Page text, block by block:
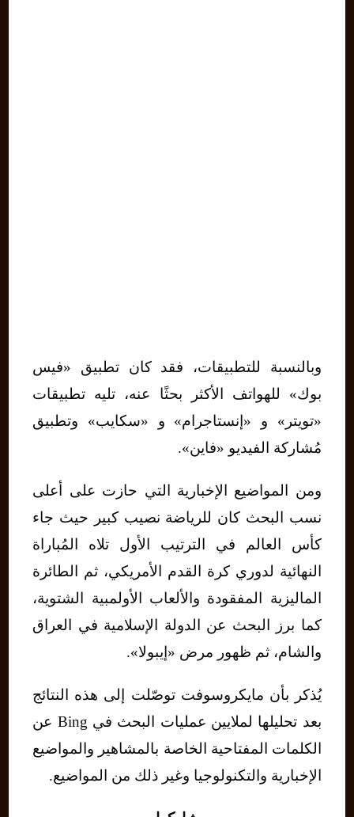
وبالنسبة للتطبيقات، فقد كان تطبيق «فيس
بوك» للهواتف الأكثر بحثًا عنه، تليه تطبيقات
«تويتر» و «إنستاجرام» و «سكايب» وتطبيق
مُشاركة الفيديو «فاين».
ومن المواضيع الإخبارية التي حازت على أعلى
نسب البحث كان للرياضة نصيب كبير حيث جاء
كأس العالم في الترتيب الأول تلاه المُباراة
النهائية لدوري كرة القدم الأمريكي، ثم الطائرة
الماليزية المفقودة والألعاب الأولمبية الشتوية،
كما برز البحث عن الدولة الإسلامية في العراق
والشام، ثم ظهور مرض «إيبولا».
يُذكر بأن مايكروسوفت توصّلت إلى هذه النتائج
بعد تحليلها لملايين عمليات البحث في Bing عن
الكلمات المفتاحية الخاصة بالمشاهير والمواضيع
الإخبارية والتكنولوجيا وغير ذلك من المواضيع.